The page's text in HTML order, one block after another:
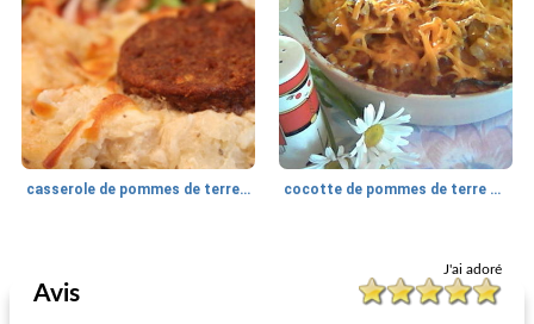
casserole de pommes de terre et saucisses cocotte de pommes de terre au barbecue
J'ai adoré
Avis